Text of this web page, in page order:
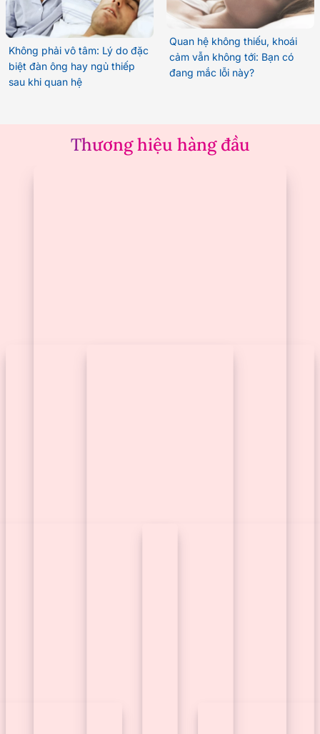
Không phải vô tâm: Lý do đặc
biệt đàn ông hay ngủ thiếp
sau khi quan hệ
Quan hệ không thiếu, khoái
cảm vẫn không tới: Bạn có
đang mắc lỗi này?
Thương hiệu hàng đầu